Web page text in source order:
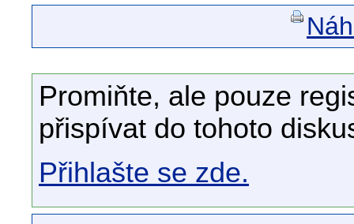
Promiňte, ale pouze
přispívat do tohoto
Přihlašte se zde.